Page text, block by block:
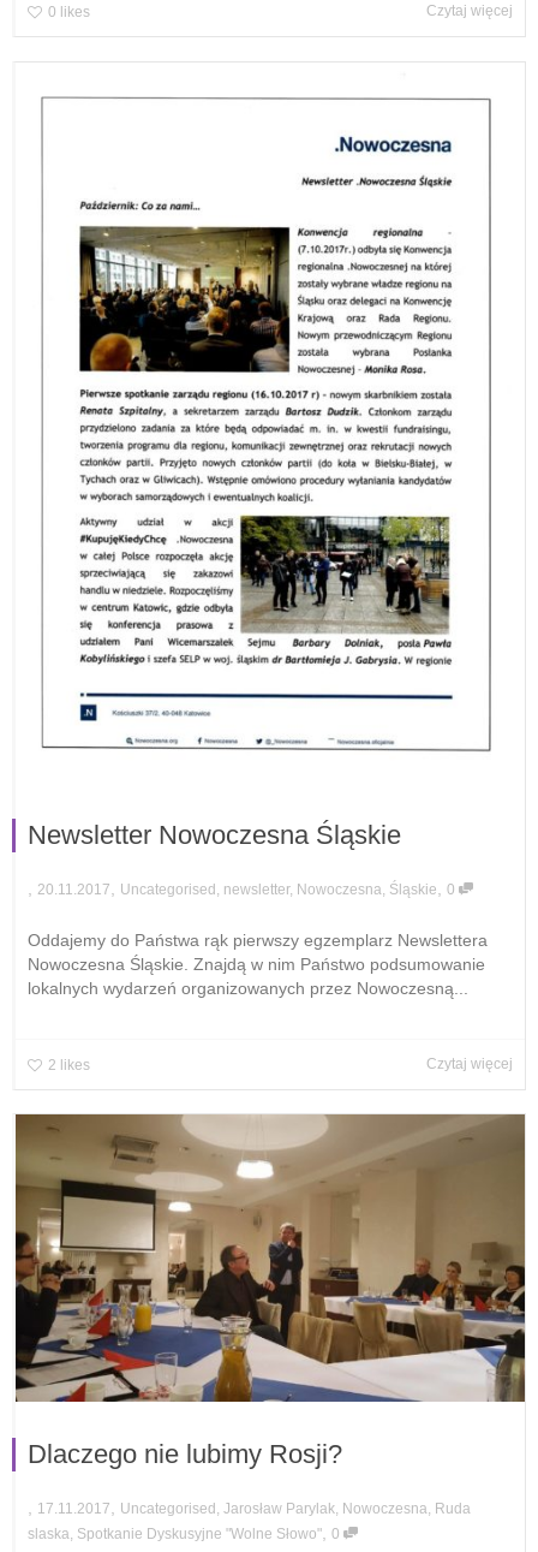
0 likes Czytaj więcej
Newsletter Nowoczesna Śląskie
20.11.2017 Uncategorised, newsletter, Nowoczesna, Śląskie 0
Oddajemy do Państwa rąk pierwszy egzemplarz Newslettera
Nowoczesna Śląskie. Znajdą w nim Państwo podsumowanie
lokalnych wydarzeń organizowanych przez Nowoczesną...
2 likes Czytaj więcej
Dlaczego nie lubimy Rosji?
17.11.2017 Uncategorised Jarosław Parylak Nowoczesna Ruda
slaska Spotkanie Dyskusyjne "Wolne Słowo" 0